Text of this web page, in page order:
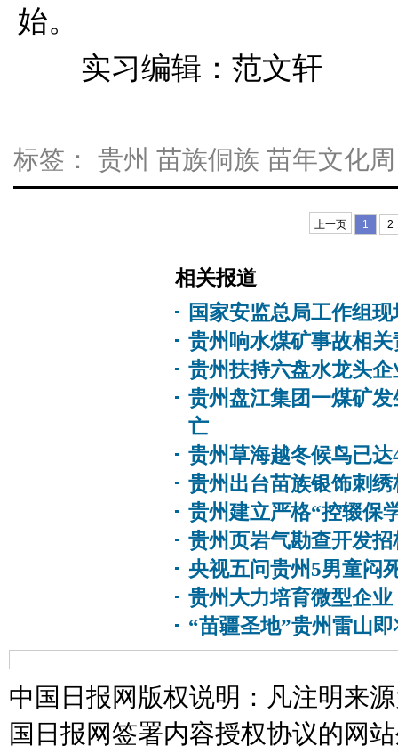
始。
实习编辑：范文轩
标签： 贵州 苗族侗族 苗年文化周
上一页 1 2
相关报道
国家安监总局工作组
贵州响水煤矿事故相
贵州扶持六盘水龙头
贵州盘江集团一煤矿
亡
贵州草海越冬候鸟已达
贵州出台苗族银饰刺
贵州建立严格“控辍保
贵州页岩气勘查开发
央视五问贵州5男童闷
贵州大力培育微型企
“苗疆圣地”贵州雷山
中国日报网版权说明：凡注明来
国日报网签署内容授权协议的网